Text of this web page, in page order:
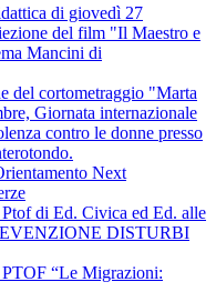
di giovedì 27
del film "Il Maestro e
Mancini di
del cortometraggio "Marta
Giornata internazionale
contro le donne presso
Next
di Ed. Civica ed Ed. alle
DISTURBI
“Le Migrazioni: